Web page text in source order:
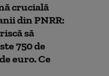
crucială
din PNRR:
să
750 de
euro. Ce